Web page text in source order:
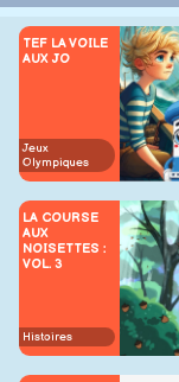
TEF LA VOILE
AUX JO
Jeux
Olympiques
LA COURSE
AUX
NOISETTES :
VOL. 3
Histoires